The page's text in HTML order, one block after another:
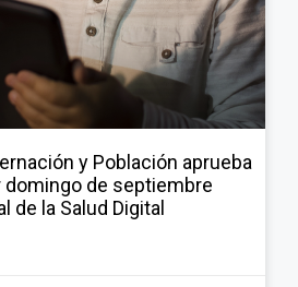
y Población aprueba
domingo de septiembre
de la Salud Digital